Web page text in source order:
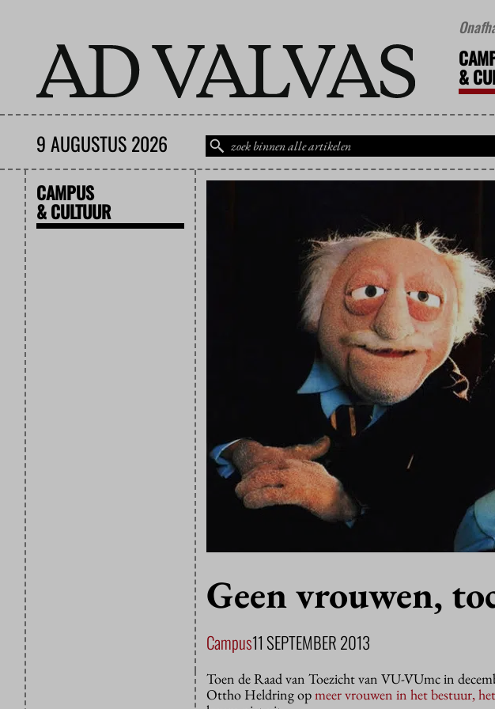
&
9 AUGUSTUS 2026
CAMPUS
& CULTUUR
Geen vrouwen,
Campus11 SEPTEMBER 2013
Toen de Raad van Toezicht van VU-VUmc in
Ottho Heldring opmeer vrouwen in het bestuur,